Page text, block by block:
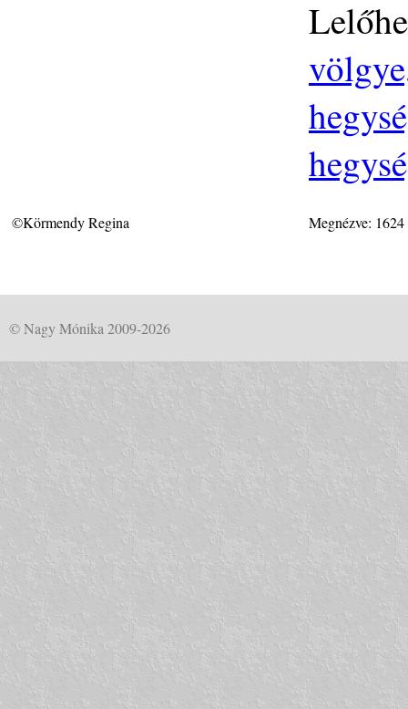
©Körmendy Regina Megnézve:
© Nagy Mónika 2009-2026